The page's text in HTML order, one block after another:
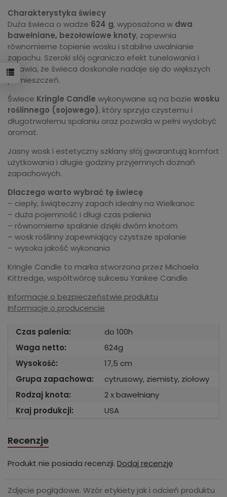
Charakterystyka świecy
Duża świeca o wadze 624 g, wyposażona w dwa
bawełniane, bezołowiowe knoty, zapewnia
równomierne topienie wosku i stabilne uwalnianie
zapachu. Szeroki słój ogranicza efekt tunelowania i
sprawia, że świeca doskonale nadaje się do większych
pomieszczeń.
Świece Kringle Candle wykonywane są na bazie wosku
roślinnego (sojowego), który sprzyja czystemu i
długotrwałemu spalaniu oraz pozwala w pełni wydobyć
aromat.
Jasny wosk i estetyczny szklany słój gwarantują komfort
użytkowania i długie godziny przyjemnych doznań
zapachowych.
Dlaczego warto wybrać tę świecę
– ciepły, świąteczny zapach idealny na Wielkanoc
– duża pojemność i długi czas palenia
– równomierne spalanie dzięki dwóm knotom
– wosk roślinny zapewniający czystsze spalanie
– wysoka jakość wykonania
Kringle Candle to marka stworzona przez Michaela
Kittredge, współtwórcę sukcesu Yankee Candle.
Informacje o bezpieczeństwie produktu
Informacje o producencie
Czas palenia:
do 100h
Waga netto:
624g
Wysokość:
17,5 cm
Grupa zapachowa:
cytrusowy, ziemisty, ziołowy
Rodzaj knota:
2 x bawełniany
Kraj produkcji:
USA
Recenzje
Produkt nie posiada recenzji. Dodaj recenzję
Zdjęcie poglądowe. Wzór etykiety jak i odcień produktu